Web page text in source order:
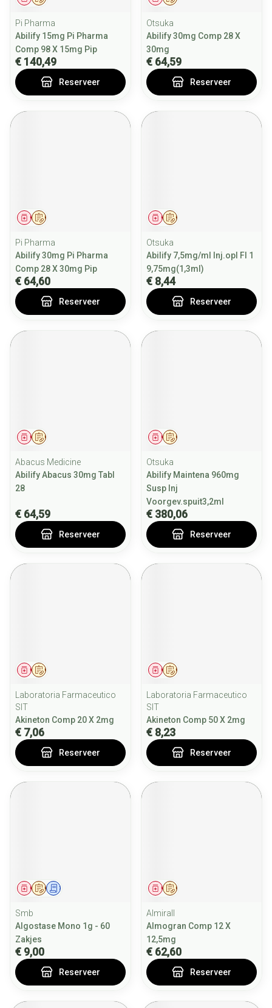
Pi Pharma
Abilify 15mg Pi Pharma
Comp 98 X 15mg Pip
€ 140,49
Reserveer
Otsuka
Abilify 30mg Comp 28 X
30mg
€ 64,59
Reserveer
Op voorschrift
Geneesmiddel
Pi Pharma
Abilify 30mg Pi Pharma
Comp 28 X 30mg Pip
€ 64,60
Reserveer
Op voorschrift
Geneesmiddel
Otsuka
Abilify 7,5mg/ml Inj.opl Fl 1
9,75mg(1,3ml)
€ 8,44
Reserveer
Op voorschrift
Geneesmiddel
Abacus Medicine
Abilify Abacus 30mg Tabl
28
€ 64,59
Reserveer
Op voorschrift
Geneesmiddel
Otsuka
Abilify Maintena 960mg
Susp Inj
Voorgev.spuit3,2ml
€ 380,06
Reserveer
Op voorschrift
Geneesmiddel
Laboratoria Farmaceutico
SIT
Akineton Comp 20 X 2mg
€ 7,06
Reserveer
Op voorschrift
Geneesmiddel
Laboratoria Farmaceutico
SIT
Akineton Comp 50 X 2mg
€ 8,23
Reserveer
Op voorschrift
GeneesmiddelSchriftelijke aanvraag
Smb
Algostase Mono 1g - 60
Zakjes
€ 9,00
Reserveer
Op voorschrift
Geneesmiddel
Almirall
Almogran Comp 12 X
12,5mg
€ 62,60
Reserveer